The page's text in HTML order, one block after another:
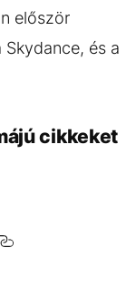
először
és a
cikkeket